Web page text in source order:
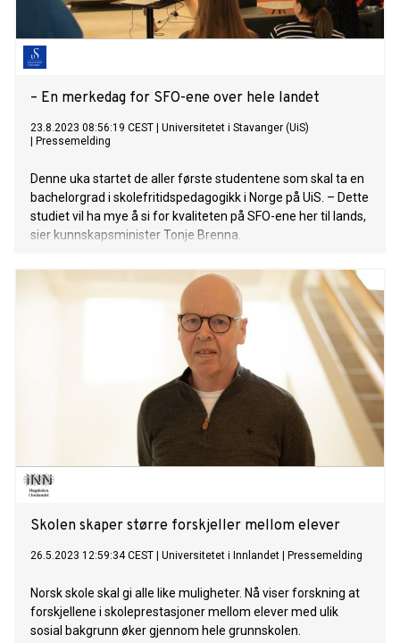
– En merkedag for SFO-ene over hele landet
23.8.2023 08:56:19 CEST
Universitetet i Stavanger (UiS)
Pressemelding
Denne uka startet de aller første studentene som skal ta en
bachelorgrad i skolefritidspedagogikk i Norge på UiS. – Dette
studiet vil ha mye å si for kvaliteten på SFO-ene her til lands,
sier kunnskapsminister Tonje Brenna.
Skolen skaper større forskjeller mellom elever
26.5.2023 12:59:34 CEST Universitetet i Innlandet Pressemelding
Norsk skole skal gi alle like muligheter. Nå viser forskning at
forskjellene i skoleprestasjoner mellom elever med ulik
sosial bakgrunn øker gjennom hele grunnskolen.